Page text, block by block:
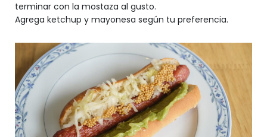
terminar con la mostaza al gusto.
Agrega ketchup y mayonesa según tu preferencia.